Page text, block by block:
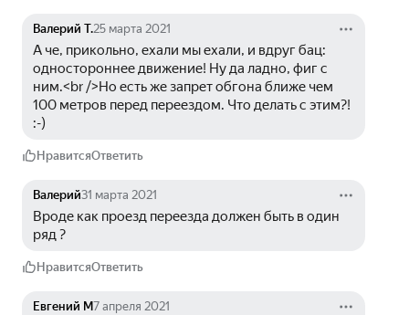
Валерий Т.25 марта 2021
А че, прикольно, ехали мы ехали, и вдруг бац:
одностороннее движение! Ну да ладно, фиг с
ним.<br />Но есть же запрет обгона ближе чем
100 метров перед переездом. Что делать с этим?!
:-)
НравитсяОтветить
Валерий31 марта 2021
Вроде как проезд переезда должен быть в один
ряд ?
НравитсяОтветить
Евгений М7 апреля 2021